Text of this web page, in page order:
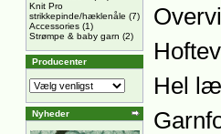
Knit Pro
strikkepinde/hæklenåle (7)
Accessories (1)
Strømpe & baby garn (2)
Producenter
Nyheder
Hel